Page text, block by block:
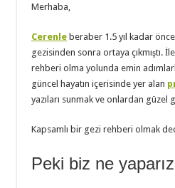
Merhaba,
Cerenle beraber 1.5 yıl kadar önce
gezisinden sonra ortaya çıkmıştı.
rehberi olma yolunda emin
güncel hayatın içerisinde yer alan
yazıları sunmak ve onlardan güzel
Kapsamlı bir gezi rehberi olmak
Peki biz ne